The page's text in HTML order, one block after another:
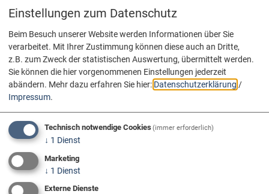
Einstellungen zum Datenschutz
Beim Besuch unserer Website werden Informationen über Sie
verarbeitet. Mit Ihrer Zustimmung können diese auch an Dritte,
z.B. zum Zweck der statistischen Auswertung, übermittelt werden.
Sie können die hier vorgenommenen Einstellungen jederzeit
abändern. Mehr dazu erfahren Sie hier: Datenschutzerklärung /
Impressum.
Technisch notwendige Cookies(immer erforderlich)
↓ 1 Dienst
Marketing
↓ 1 Dienst
Externe Dienste